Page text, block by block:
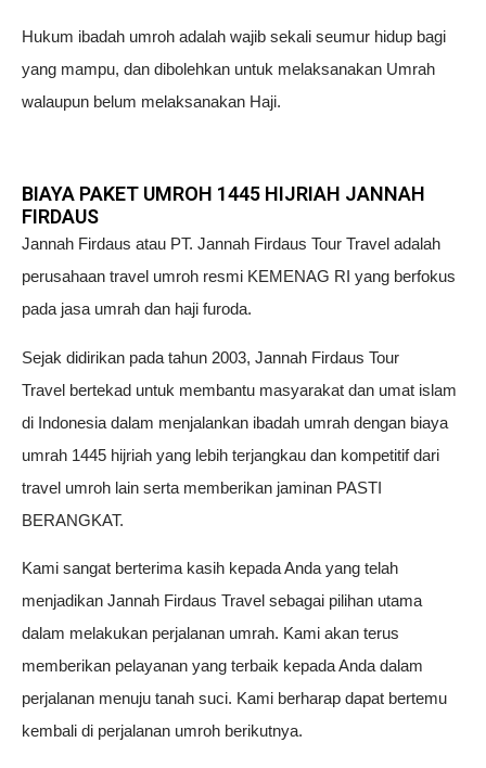
Hukum ibadah umroh adalah wajib sekali seumur hidup bagi
yang mampu, dan dibolehkan untuk melaksanakan Umrah
walaupun belum melaksanakan Haji.
BIAYA PAKET UMROH 1445 HIJRIAH JANNAH
FIRDAUS
Jannah Firdaus atau PT. Jannah Firdaus Tour Travel adalah
perusahaan travel umroh resmi KEMENAG RI yang berfokus
pada jasa umrah dan haji furoda.
Sejak didirikan pada tahun 2003, Jannah Firdaus Tour
Travel bertekad untuk membantu masyarakat dan umat islam
di Indonesia dalam menjalankan ibadah umrah dengan biaya
umrah 1445 hijriah yang lebih terjangkau dan kompetitif dari
travel umroh lain serta memberikan jaminan PASTI
BERANGKAT.
Kami sangat berterima kasih kepada Anda yang telah
menjadikan Jannah Firdaus Travel sebagai pilihan utama
dalam melakukan perjalanan umrah. Kami akan terus
memberikan pelayanan yang terbaik kepada Anda dalam
perjalanan menuju tanah suci. Kami berharap dapat bertemu
kembali di perjalanan umroh berikutnya.